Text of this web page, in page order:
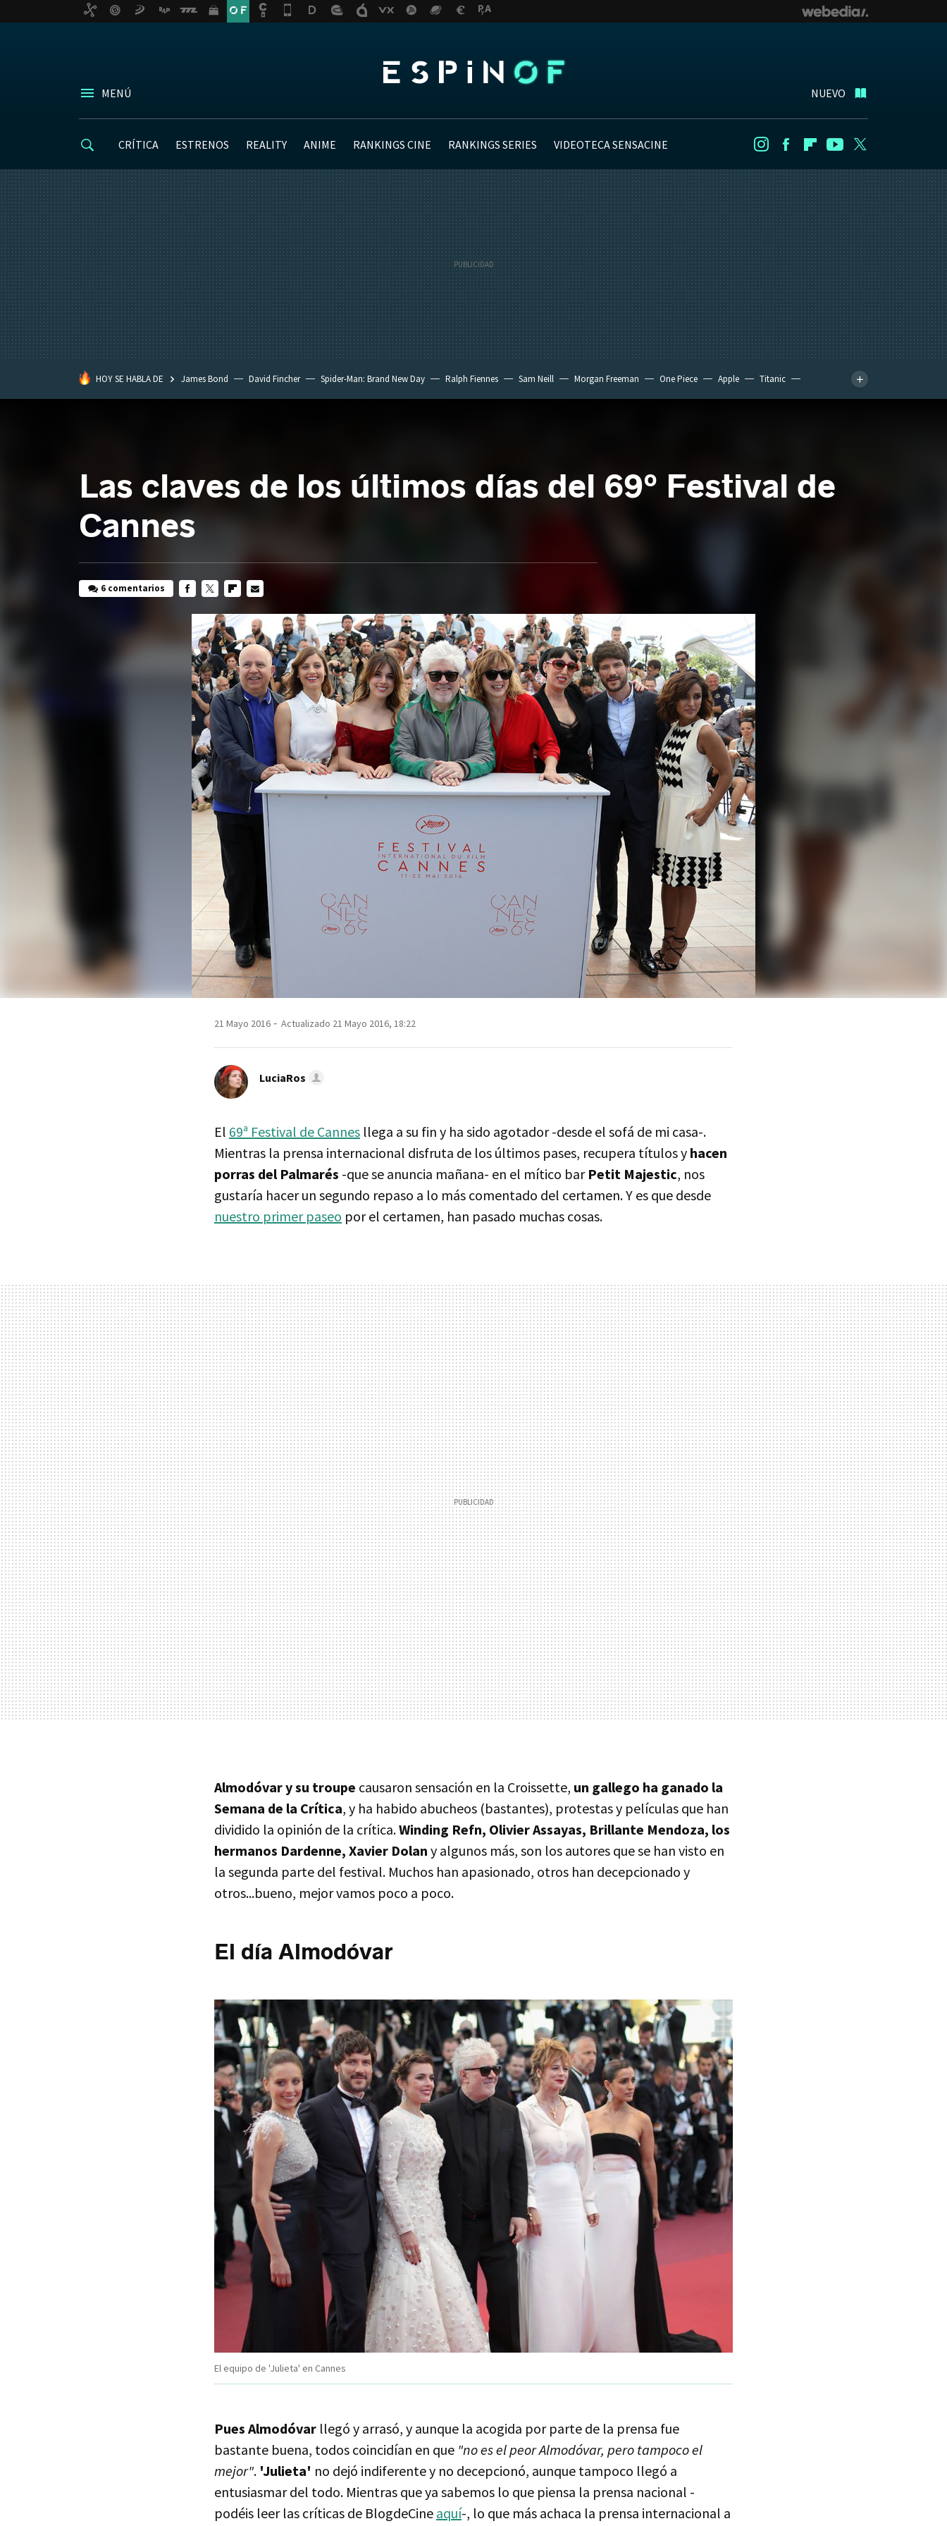
MENÚ NUEVO
CRÍTICA ESTRENOS REALITY ANIME RANKINGS CINE RANKINGS SERIES VIDEOTECA SENSACINE InstagramFacebookFlipboard
Youtube
HOY SE HABLA DE James Bond David Fincher Spider-Man: Brand New Day Ralph Fiennes Sam Neill Morgan Freeman One Piece Apple
Titanic
Las claves de los últimos días del 69º Festival de
Cannes
6 comentarios
MAIL
21 Mayo 2016 Actualizado 21 Mayo 2016, 18:22
LuciaRos
El 69ª Festival de Cannes llega a su fin y ha sido agotador -desde el sofá de mi casa-.
Mientras la prensa internacional disfruta de los últimos pases, recupera títulos y hacen
porras del Palmarés -que se anuncia mañana- en el mítico bar Petit Majestic, nos
gustaría hacer un segundo repaso a lo más comentado del certamen. Y es que desde
nuestro primer paseo por el certamen, han pasado muchas cosas.
Almodóvar y su troupe causaron sensación en la Croissette, un gallego ha ganado la
Semana de la Crítica, y ha habido abucheos (bastantes), protestas y películas que han
dividido la opinión de la crítica.Winding Refn, Olivier Assayas, Brillante Mendoza, los
hermanos Dardenne, Xavier Dolan y algunos más, son los autores que se han visto en
la segunda parte del festival. Muchos han apasionado, otros han decepcionado y
otros...bueno, mejor vamos poco a poco.
El día Almodóvar
El equipo de 'Julieta' en Cannes
Pues Almodóvar llegó y arrasó, y aunque la acogida por parte de la prensa fue
bastante buena, todos coincidían en que "no es el peor Almodóvar, pero tampoco el
mejor". 'Julieta' no dejó indiferente y no decepcionó, aunque tampoco llegó a
entusiasmar del todo. Mientras que ya sabemos lo que piensa la prensa nacional -
podéis leer las críticas de BlogdeCine aquí-, lo que más achaca la prensa internacional a